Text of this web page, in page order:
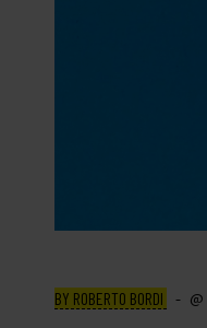
BY ROBERTO BORDI